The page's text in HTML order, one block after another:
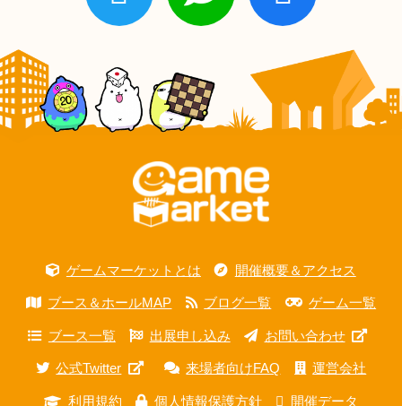
ゲームマーケットとは 開催概要＆アクセス
ブース＆ホールMAP ブログ一覧 ゲーム一覧
ブース一覧 出展申し込み お問い合わせ
公式Twitter 来場者向けFAQ 運営会社
利用規約 個人情報保護方針 開催データ